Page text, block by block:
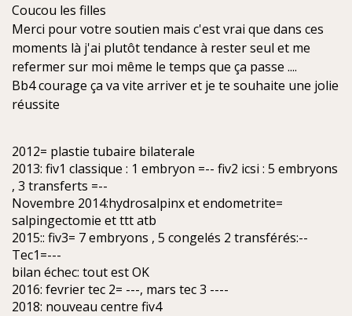
s
a
g
e
n
o
n
Coucou les filles
Merci pour votre soutien mais c'est vrai que dans ces
moments là j'ai plutôt tendance à rester seul et me
refermer sur moi même le temps que ça passe ....
Bb4 courage ça va vite arriver et je te souhaite une jolie
réussite
2012= plastie tubaire bilaterale
2013: fiv1 classique : 1 embryon =-- fiv2 icsi : 5 embryons
, 3 transferts =--
Novembre 2014:hydrosalpinx et endometrite=
salpingectomie et ttt atb
2015:: fiv3= 7 embryons , 5 congelés 2 transférés:--
Tec1=---
bilan échec: tout est OK
2016: fevrier tec 2= ---, mars tec 3 ----
2018: nouveau centre fiv4